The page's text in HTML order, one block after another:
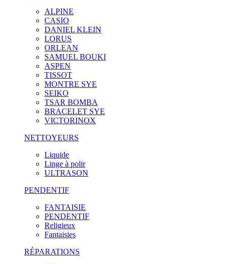
ALPINE
CASIO
DANIEL KLEIN
LORUS
ORLEAN
SAMUEL BOUKI
ASPEN
TISSOT
MONTRE SYE
SEIKO
TSAR BOMBA
BRACELET SYE
VICTORINOX
NETTOYEURS
Liquide
Linge à polir
ULTRASON
PENDENTIF
FANTAISIE
PENDENTIF
Religieux
Fantaisies
RÉPARATIONS